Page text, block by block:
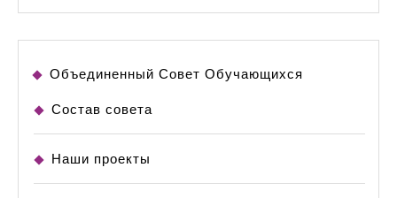
Объединенный Совет Обучающихся
Состав совета
Наши проекты